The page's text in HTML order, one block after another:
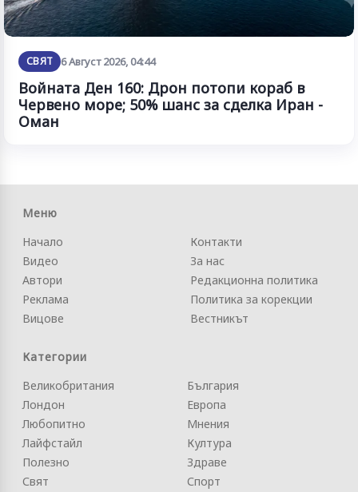
СВЯТ 6 Август 2026, 04:44
Войната Ден 160: Дрон потопи кораб в
Червено море; 50% шанс за сделка Иран -
Оман
Меню
Начало
Видео
Автори
Реклама
Вицове
Контакти
За нас
Редакционна политика
Политика за корекции
Вестникът
Категории
Великобритания
Лондон
Любопитно
Лайфстайл
Полезно
Свят
България
Европа
Мнения
Култура
Здраве
Спорт